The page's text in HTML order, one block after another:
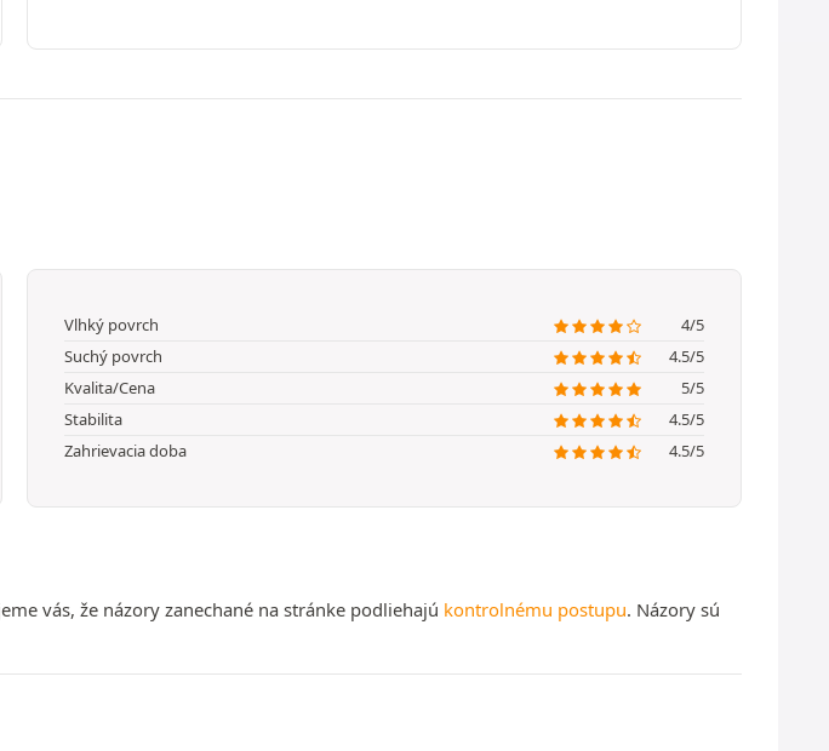
Vlhký povrch
4/5
Suchý povrch
4.5/5
Kvalita/Cena
5/5
Stabilita
4.5/5
Zahrievacia doba
4.5/5
vás, že názory zanechané na stránke podliehajú kontrolnému postupu. Názory sú